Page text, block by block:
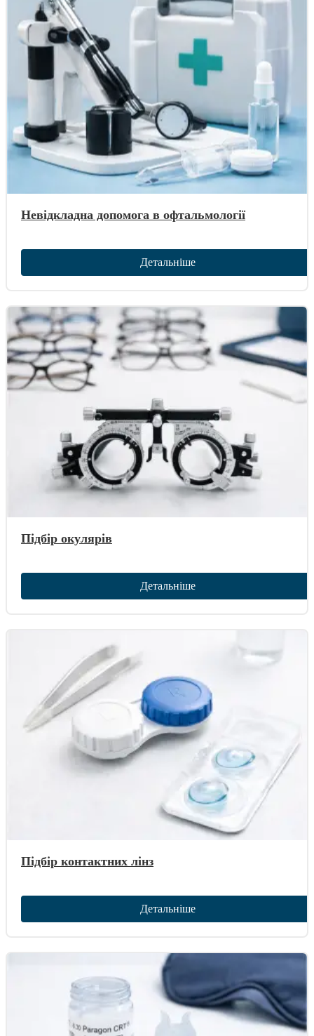
Невідкладна допомога в офтальмології
Детальніше
Підбір окулярів
Детальніше
Підбір контактних лінз
Детальніше